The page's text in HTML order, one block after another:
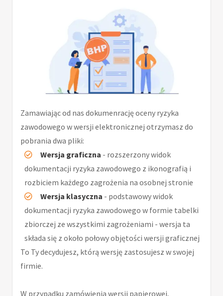
Zamawiając od nas dokumenrację oceny ryzyka
zawodowego w wersji elektronicznej otrzymasz do
pobrania dwa pliki:
Wersja graficzna - rozszerzony widok
dokumentacji ryzyka zawodowego z ikonografią i
rozbiciem każdego zagrożenia na osobnej stronie
Wersja klasyczna - podstawowy widok
dokumentacji ryzyka zawodowego w formie tabelki
zbiorczej ze wszystkimi zagrożeniami - wersja ta
składa się z około połowy objętości wersji graficznej
To Ty decydujesz, którą wersję zastosujesz w swojej
firmie.
W przypadku zamówienia wersji papierowej,